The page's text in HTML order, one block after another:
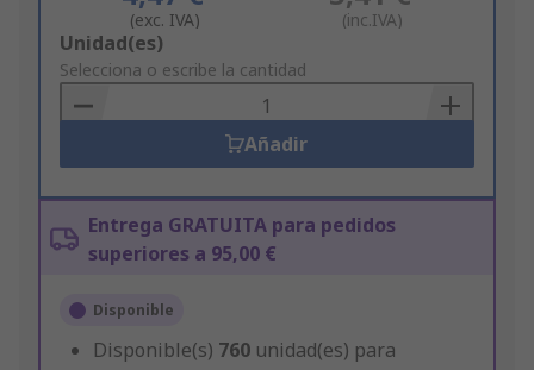
(exc. IVA) (inc.IVA)
Add
to
Basket
Unidad(es)
Selecciona o escribe la cantidad
Añadir
Entrega GRATUITA para pedidos
superiores a 95,00 €
Disponible
Disponible(s) 760 unidad(es) para